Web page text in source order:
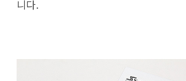
니다.